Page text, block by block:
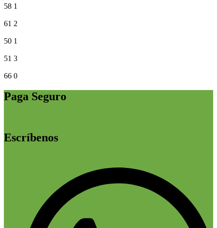
58 1
61 2
50 1
51 3
66 0
Paga Seguro
Escríbenos